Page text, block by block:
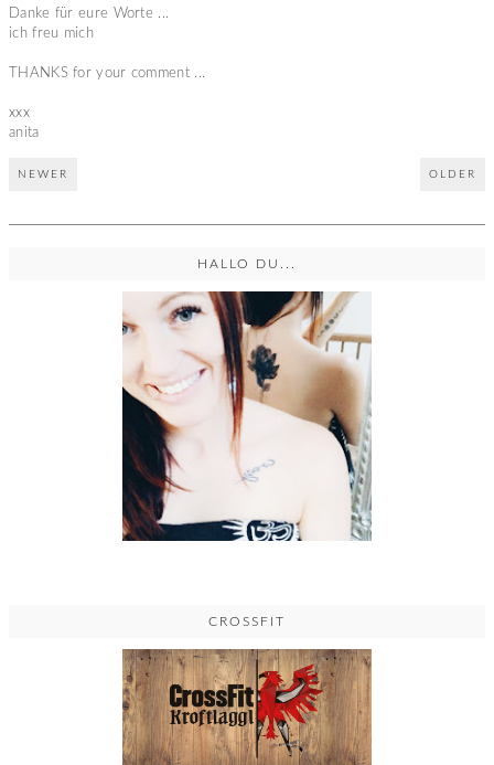
Danke für eure Worte ...
ich freu mich
THANKS for your comment ...
xxx
anita
NEWER OLDER
HALLO DU...
CROSSFIT